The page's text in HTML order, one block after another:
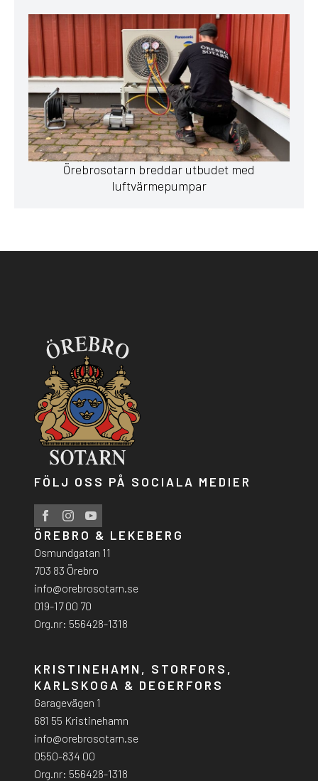
Örebrosotarn breddar utbudet med
luftvärmepumpar
FÖLJ OSS PÅ SOCIALA MEDIER
ÖREBRO & LEKEBERG
Osmundgatan 11
703 83 Örebro
info@orebrosotarn.se
019-17 00 70
Org.nr: 556428-1318
KRISTINEHAMN, STORFORS,
KARLSKOGA & DEGERFORS
Garagevägen 1
681 55 Kristinehamn
info@orebrosotarn.se
0550-834 00
Org.nr: 556428-1318